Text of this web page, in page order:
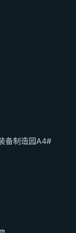
备制造园A4#